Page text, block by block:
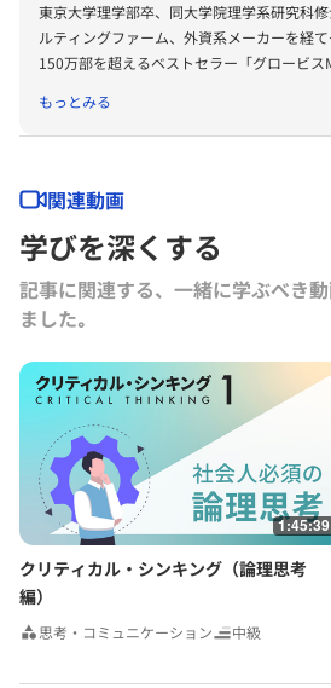
東京大学理学部卒、同大学院理学系研究科
ルティングファーム、外資系メーカーを経
150万部を超えるベストセラー「グロービス
ング』『グロービスMBAキーワード 図解
『グロービスMBAキーワード 図解 基本フ
（東洋経済新報社）、『［実況］ロジカルシ
アカウンティング教室』『競争優位として
究所）、『ロジカルシンキングの落とし穴』
（以上グロービス電子出版）、共著書に『
ト・ブック』『グロービスMBAマネジメン
分析と意思決定』『グロービスMBAビジネ
にも多数の単著、共著書、共訳書がある。
グロービス経営大学院や企業研修において経
事業革新、管理会計、自社課題（アクショ
務める。グロービスのナレッジライブラリ
にコラムを連載するとともに、さまざまな
る。
もっとみる
関連動画
学びを深くする
記事に関連する、一緒に学ぶべき
ました｡
1:45:39
クリティカル・シンキング（論理思考
編）
思考・コミュニケーション 中級